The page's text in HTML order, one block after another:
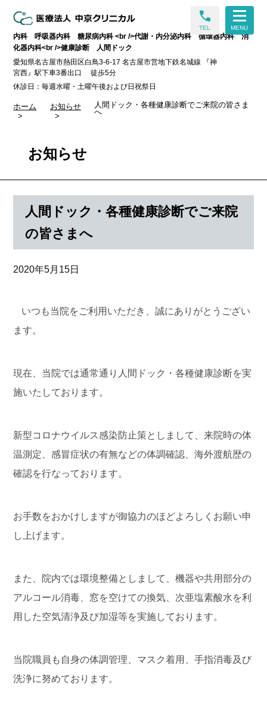
内科 呼吸器内科 糖尿病内科 <br />代謝・内分泌内科 循環器内科 消
化器内科<br />健康診断 人間ドック
call
TEL MENU
愛知県名古屋市熱田区白鳥3-6-17 名古屋市営地下鉄名城線 『神
宮西』駅下車3番出口 徒歩5分
休診日：毎週水曜・土曜午後および日祝祭日
ホーム お知らせ
人間ドック・各種健康診断でご来院の皆さま
へ
お知らせ
人間ドック・各種健康診断でご来院
の皆さまへ
2020年5月15日
いつも当院をご利用いただき、誠にありがとうござい
ます。
現在、当院では通常通り人間ドック・各種健康診断を実
施いたしております。
新型コロナウイルス感染防止策としまして、来院時の体
温測定、感冒症状の有無などの体調確認、海外渡航歴の
確認を行なっております。
お手数をおかけしますが御協力のほどよろしくお願い申
し上げます。
また、院内では環境整備としまして、機器や共用部分の
アルコール消毒、窓を空けての換気、次亜塩素酸水を利
用した空気清浄及び加湿等を実施しております。
当院職員も自身の体調管理、マスク着用、手指消毒及び
洗浄に努めております。